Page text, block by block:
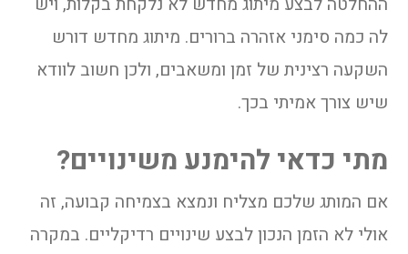
לה כמה סימני אזהרה ברורים. מיתוג מחדש דורש
השקעה רצינית של זמן ומשאבים, ולכן חשוב לוודא
שיש צורך אמיתי בכך.
מתי כדאי להימנע משינויים?
אם המותג שלכם מצליח ונמצא בצמיחה קבועה, זה
אולי לא הזמן הנכון לבצע שינויים רדיקליים. במקרה